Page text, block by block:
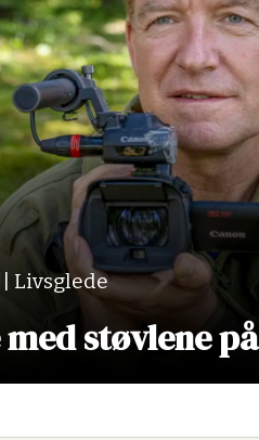
Livsglede
støvlene på